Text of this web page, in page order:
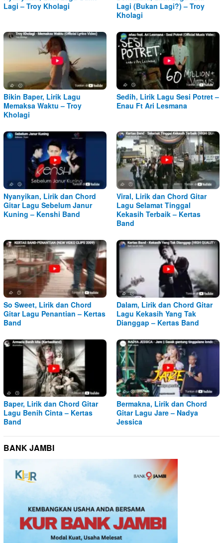
Lagi – Troy Kholagi
Lagi (Bukan Lagi?) – Troy
Kholagi
Bikin Baper, Lirik Lagu
Memaksa Waktu – Troy
Kholagi
Sedih, Lirik Lagu Sesi Potret –
Enau Ft Ari Lesmana
Nyanyikan, Lirik dan Chord
Gitar Lagu Sebelum Janur
Kuning – Kenshi Band
Viral, Lirik dan Chord Gitar
Lagu Selamat Tinggal
Kekasih Terbaik – Kertas
Band
So Sweet, Lirik dan Chord
Gitar Lagu Penantian – Kertas
Band
Dalam, Lirik dan Chord Gitar
Lagu Kekasih Yang Tak
Dianggap – Kertas Band
Baper, Lirik dan Chord Gitar
Lagu Benih Cinta – Kertas
Band
Bermakna, Lirik dan Chord
Gitar Lagu Jare – Nadya
Jessica
BANK JAMBI